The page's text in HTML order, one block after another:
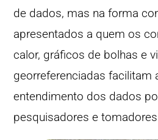
de dados, mas na forma
apresentados a quem os
calor, gráficos de bolhas e
georreferenciadas facilitam
entendimento dos dados
pesquisadores e